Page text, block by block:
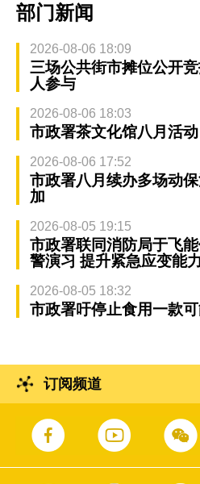
部门新闻
2026-08-06 18:09
三场公共街市摊位公开
人参与
2026-08-06 18:03
市政署茶文化馆八月活动
2026-08-06 17:52
市政署八月续办多场动
加
2026-08-05 19:15
市政署联同消防局于飞
警演习 提升紧急应变能力
2026-08-05 18:32
市政署吁停止食用一款
订阅频道